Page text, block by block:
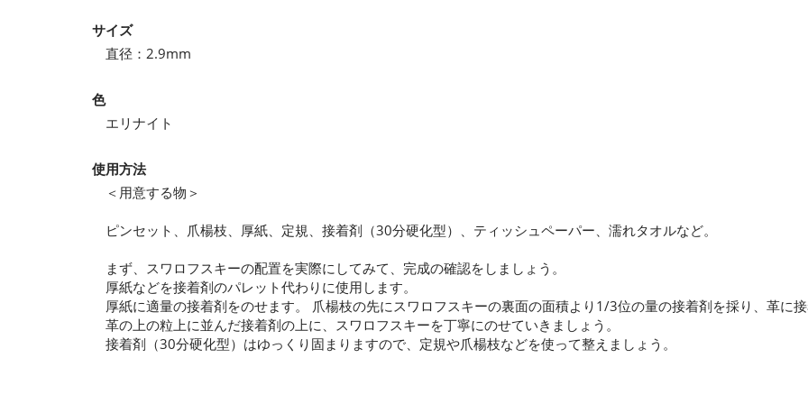
サイズ
直径：2.9mm
色
エリナイト
使用方法
＜用意する物＞
ピンセット、爪楊枝、厚紙、定規、接着剤（30分硬化型）、ティッシュペーパー、濡れタオルなど。
まず、スワロフスキーの配置を実際にしてみて、完成の確認をしましょう。
厚紙などを接着剤のパレット代わりに使用します。
厚紙に適量の接着剤をのせます。 爪楊枝の先にスワロフスキーの裏面の面積より1/3位の量の接着剤を採り、革に接
革の上の粒上に並んだ接着剤の上に、スワロフスキーを丁寧にのせていきましょう。
接着剤（30分硬化型）はゆっくり固まりますので、定規や爪楊枝などを使って整えましょう。